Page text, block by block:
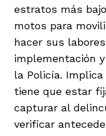
estratos más
motos para
hacer sus
implementación
la Policía.
tiene que estar
capturar al
verificar